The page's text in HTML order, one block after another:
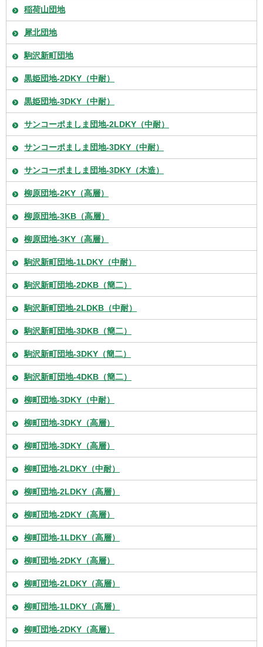
稲荷山団地
犀北団地
駒沢新町団地
黒姫団地-2DKY（中耐）
黒姫団地-3DKY（中耐）
サンコーポましま団地-2LDKY（中耐）
サンコーポましま団地-3DKY（中耐）
サンコーポましま団地-3DKY（木造）
柳原団地-2KY（高層）
柳原団地-3KB（高層）
柳原団地-3KY（高層）
駒沢新町団地-1LDKY（中耐）
駒沢新町団地-2DKB（簡二）
駒沢新町団地-2LDKB（中耐）
駒沢新町団地-3DKB（簡二）
駒沢新町団地-3DKY（簡二）
駒沢新町団地-4DKB（簡二）
柳町団地-3DKY（中耐）
柳町団地-3DKY（高層）
柳町団地-3DKY（高層）
柳町団地-2LDKY（中耐）
柳町団地-2LDKY（高層）
柳町団地-2DKY（高層）
柳町団地-1LDKY（高層）
柳町団地-2DKY（高層）
柳町団地-2LDKY（高層）
柳町団地-1LDKY（高層）
柳町団地-2DKY（高層）